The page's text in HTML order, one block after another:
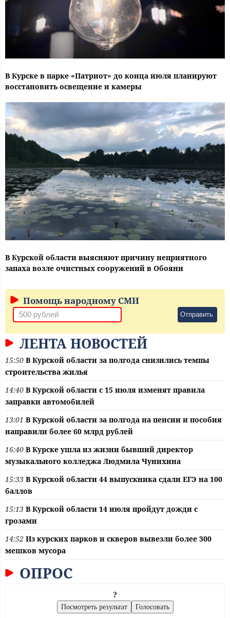
В Курске в парке «Патриот» до конца июля планируют
восстановить освещение и камеры
В Курской области выясняют причину неприятного
запаха возле очистных сооружений в Обояни
Помощь народному СМИ
Отправить
ЛЕНТА НОВОСТЕЙ
15:50 В Курской области за полгода снизились темпы
строительства жилья
14:40 В Курской области с 15 июля изменят правила
заправки автомобилей
13:01 В Курской области за полгода на пенсии и пособия
направили более 60 млрд рублей
16:40 В Курске ушла из жизни бывший директор
музыкального колледжа Людмила Чунихина
15:33 В Курской области 44 выпускника сдали ЕГЭ на 100
баллов
15:13 В Курской области 14 июля пройдут дожди с
грозами
14:52 Из курских парков и скверов вывезли более 300
мешков мусора
ОПРОС
?